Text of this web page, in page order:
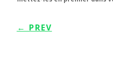
← PREV